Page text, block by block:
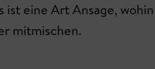
eine Art Ansage,
mitmischen.